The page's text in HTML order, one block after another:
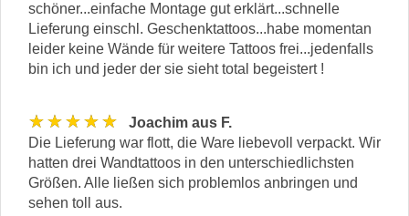
schöner...einfache Montage gut erklärt...schnelle
Lieferung einschl. Geschenktattoos...habe momentan
leider keine Wände für weitere Tattoos frei...jedenfalls
bin ich und jeder der sie sieht total begeistert !
★★★★★
Joachim aus F.
Die Lieferung war flott, die Ware liebevoll verpackt. Wir
hatten drei Wandtattoos in den unterschiedlichsten
Größen. Alle ließen sich problemlos anbringen und
sehen toll aus.